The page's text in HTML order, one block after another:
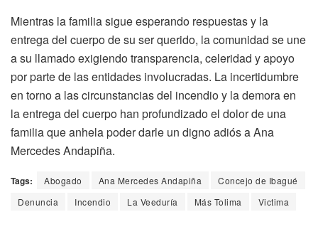
Mientras la familia sigue esperando respuestas y la
entrega del cuerpo de su ser querido, la comunidad se une
a su llamado exigiendo transparencia, celeridad y apoyo
por parte de las entidades involucradas. La incertidumbre
en torno a las circunstancias del incendio y la demora en
la entrega del cuerpo han profundizado el dolor de una
familia que anhela poder darle un digno adiós a Ana
Mercedes Andapiña.
Tags: Abogado Ana Mercedes Andapiña
Concejo de Ibagué
Denuncia
Incendio La Veeduría Más Tolima Victima